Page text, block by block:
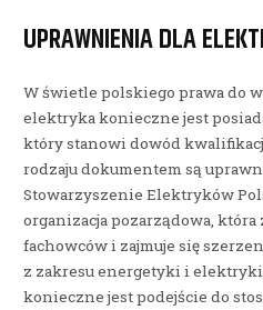
UPRAWNIENIA DLA
W świetle polskiego prawa do
elektryka konieczne jest
który stanowi dowód
rodzaju dokumentem są
Stowarzyszenie Elektryków
organizacja pozarządowa,
fachowców i zajmuje się
z zakresu energetyki i
konieczne jest podejście do